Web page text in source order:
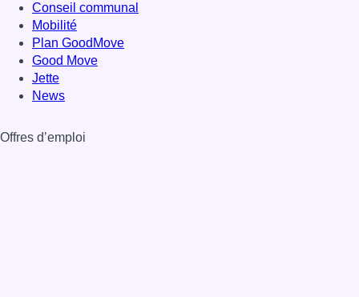
Conseil communal
Mobilité
Plan GoodMove
Good Move
Jette
News
Offres d’emploi